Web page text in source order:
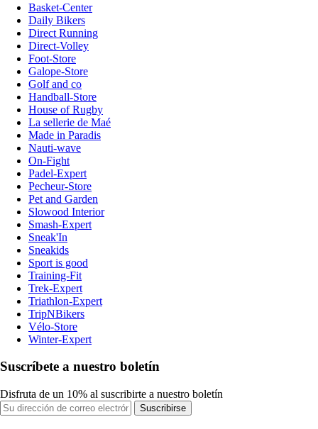
Basket-Center
Daily Bikers
Direct Running
Direct-Volley
Foot-Store
Galope-Store
Golf and co
Handball-Store
House of Rugby
La sellerie de Maé
Made in Paradis
Nauti-wave
On-Fight
Padel-Expert
Pecheur-Store
Pet and Garden
Slowood Interior
Smash-Expert
Sneak'In
Sneakids
Sport is good
Training-Fit
Trek-Expert
Triathlon-Expert
TripNBikers
Vélo-Store
Winter-Expert
Suscríbete a nuestro boletín
Disfruta de un 10% al suscribirte a nuestro boletín
Suscribirse